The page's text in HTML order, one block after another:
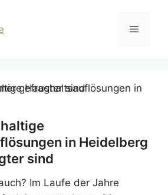
Menü
in Heidelberg
sind
Im Laufe der Jahre